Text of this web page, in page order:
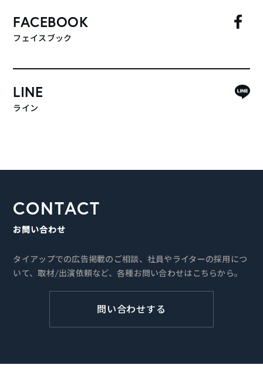
FACEBOOK
フェイスブック
LINE
ライン
CONTACT
お問い合わせ
タイアップでの広告掲載のご相談、社員やライターの採用につ
いて、取材/出演依頼など、各種お問い合わせはこちらから。
問い合わせする